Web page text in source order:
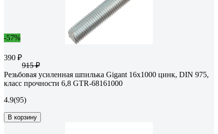
-57%
390 ₽
915 ₽
Резьбовая усиленная шпилька Gigant 16x1000 цинк, DIN 975,
класс прочности 6,8 GTR-68161000
4.9(95)
В корзину